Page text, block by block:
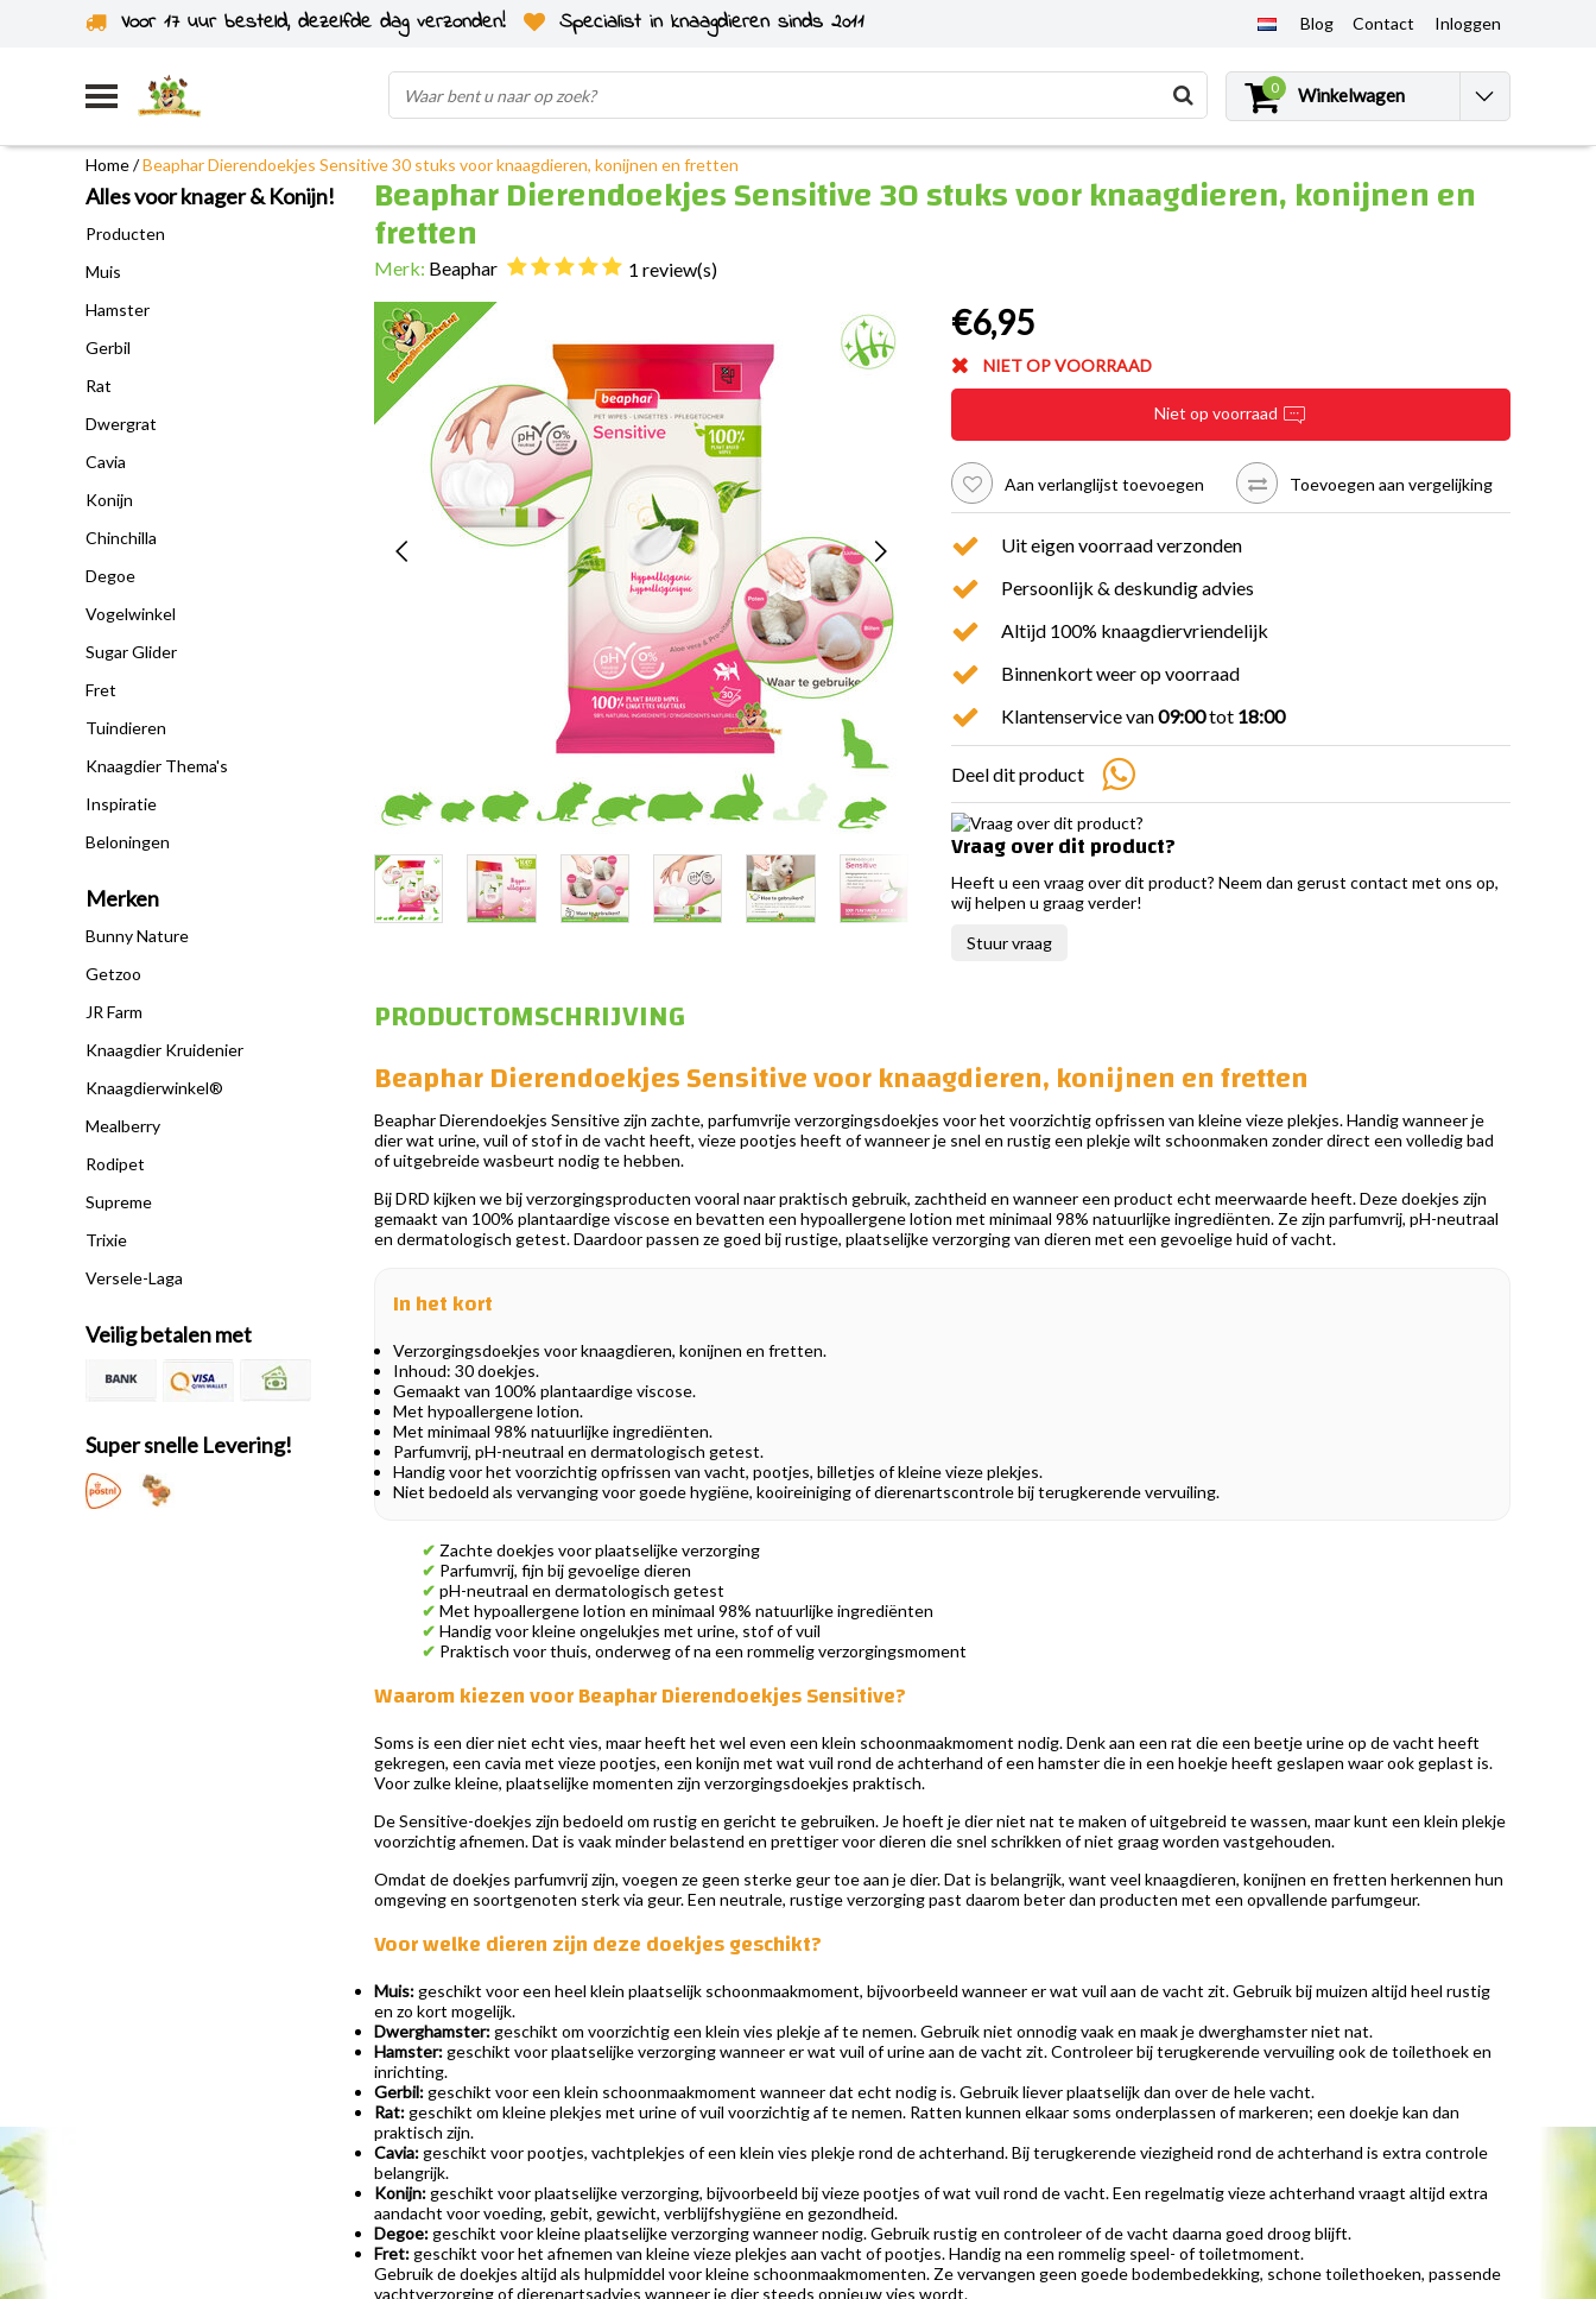
Voor 17 uur besteld, dezelfde dag verzonden!
Specialist in knaagdieren sinds 2011
Uit eigen voorraad verzonden
Blog Contact Inloggen
0 Winkelwagen
Home/Beaphar Dierendoekjes Sensitive 30 stuks voor knaagdieren, konijnen en fretten
Alles voor knager & Konijn!
Producten
Muis
Hamster
Gerbil
Rat
Dwergrat
Cavia
Konijn
Chinchilla
Degoe
Vogelwinkel
Sugar Glider
Fret
Tuindieren
Knaagdier Thema's
Inspiratie
Beloningen
Merken
Bunny Nature
Getzoo
JR Farm
Knaagdier Kruidenier
Knaagdierwinkel®
Mealberry
Rodipet
Supreme
Trixie
Versele-Laga
Veilig betalen met
Super snelle Levering!
Beaphar Dierendoekjes Sensitive 30 stuks voor knaagdieren, konijnen en
fretten
Merk: Beaphar 1 review(s)
€6,95
NIET OP VOORRAAD
Niet op voorraad
Aan verlanglijst toevoegen Toevoegen aan vergelijking
Uit eigen voorraad verzonden
Persoonlijk & deskundig advies
Altijd 100% knaagdiervriendelijk
Binnenkort weer op voorraad
Klantenservice van09:00tot 18:00
Deel dit product
Vraag over dit product?
Heeft u een vraag over dit product? Neem dan gerust contact met ons op,
wij helpen u graag verder!
Stuur vraag
PRODUCTOMSCHRIJVING
Beaphar Dierendoekjes Sensitive voor knaagdieren, konijnen en fretten
Beaphar Dierendoekjes Sensitive zijn zachte, parfumvrije verzorgingsdoekjes voor het voorzichtig opfrissen van kleine vieze plekjes. Handig wanneer je
dier wat urine, vuil of stof in de vacht heeft, vieze pootjes heeft of wanneer je snel en rustig een plekje wilt schoonmaken zonder direct een volledig bad
of uitgebreide wasbeurt nodig te hebben.
Bij DRD kijken we bij verzorgingsproducten vooral naar praktisch gebruik, zachtheid en wanneer een product echt meerwaarde heeft. Deze doekjes zijn
gemaakt van 100% plantaardige viscose en bevatten een hypoallergene lotion met minimaal 98% natuurlijke ingrediënten. Ze zijn parfumvrij, pH-neutraal
en dermatologisch getest. Daardoor passen ze goed bij rustige, plaatselijke verzorging van dieren met een gevoelige huid of vacht.
In het kort
Verzorgingsdoekjes voor knaagdieren, konijnen en fretten.
Inhoud: 30 doekjes.
Gemaakt van 100% plantaardige viscose.
Met hypoallergene lotion.
Met minimaal 98% natuurlijke ingrediënten.
Parfumvrij, pH-neutraal en dermatologisch getest.
Handig voor het voorzichtig opfrissen van vacht, pootjes, billetjes of kleine vieze plekjes.
Niet bedoeld als vervanging voor goede hygiëne, kooireiniging of dierenartscontrole bij terugkerende vervuiling.
✔ Zachte doekjes voor plaatselijke verzorging
✔ Parfumvrij, fijn bij gevoelige dieren
✔ pH-neutraal en dermatologisch getest
✔ Met hypoallergene lotion en minimaal 98% natuurlijke ingrediënten
✔ Handig voor kleine ongelukjes met urine, stof of vuil
✔ Praktisch voor thuis, onderweg of na een rommelig verzorgingsmoment
Waarom kiezen voor Beaphar Dierendoekjes Sensitive?
Soms is een dier niet echt vies, maar heeft het wel even een klein schoonmaakmoment nodig. Denk aan een rat die een beetje urine op de vacht heeft
gekregen, een cavia met vieze pootjes, een konijn met wat vuil rond de achterhand of een hamster die in een hoekje heeft geslapen waar ook geplast is.
Voor zulke kleine, plaatselijke momenten zijn verzorgingsdoekjes praktisch.
De Sensitive-doekjes zijn bedoeld om rustig en gericht te gebruiken. Je hoeft je dier niet nat te maken of uitgebreid te wassen, maar kunt een klein plekje
voorzichtig afnemen. Dat is vaak minder belastend en prettiger voor dieren die snel schrikken of niet graag worden vastgehouden.
Omdat de doekjes parfumvrij zijn, voegen ze geen sterke geur toe aan je dier. Dat is belangrijk, want veel knaagdieren, konijnen en fretten herkennen hun
omgeving en soortgenoten sterk via geur. Een neutrale, rustige verzorging past daarom beter dan producten met een opvallende parfumgeur.
Voor welke dieren zijn deze doekjes geschikt?
Muis:geschikt voor een heel klein plaatselijk schoonmaakmoment, bijvoorbeeld wanneer er wat vuil aan de vacht zit. Gebruik bij muizen altijd heel rustig
en zo kort mogelijk.
Dwerghamster:geschikt om voorzichtig een klein vies plekje af te nemen. Gebruik niet onnodig vaak en maak je dwerghamster niet nat.
Hamster:geschikt voor plaatselijke verzorging wanneer er wat vuil of urine aan de vacht zit. Controleer bij terugkerende vervuiling ook de toilethoek en
inrichting.
Gerbil:geschikt voor een klein schoonmaakmoment wanneer dat echt nodig is. Gebruik liever plaatselijk dan over de hele vacht.
Rat:geschikt om kleine plekjes met urine of vuil voorzichtig af te nemen. Ratten kunnen elkaar soms onderplassen of markeren; een doekje kan dan
praktisch zijn.
Cavia:geschikt voor pootjes, vachtplekjes of een klein vies plekje rond de achterhand. Bij terugkerende viezigheid rond de achterhand is extra controle
belangrijk.
Konijn:geschikt voor plaatselijke verzorging, bijvoorbeeld bij vieze pootjes of wat vuil rond de vacht. Een regelmatig vieze achterhand vraagt altijd extra
aandacht voor voeding, gebit, gewicht, verblijfshygiëne en gezondheid.
Degoe:geschikt voor kleine plaatselijke verzorging wanneer nodig. Gebruik rustig en controleer of de vacht daarna goed droog blijft.
Fret:geschikt voor het afnemen van kleine vieze plekjes aan vacht of pootjes. Handig na een rommelig speel- of toiletmoment.
Gebruik de doekjes altijd als hulpmiddel voor kleine schoonmaakmomenten. Ze vervangen geen goede bodembedekking, schone toilethoeken, passende
vachtverzorging of dierenartsadvies wanneer je dier steeds opnieuw vies wordt.